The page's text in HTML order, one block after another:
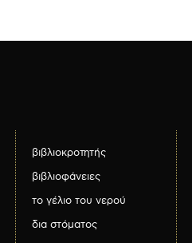
βιβλιοκροτητής
βιβλιοφάνειες
το γέλιο του νερού
δια στόματος